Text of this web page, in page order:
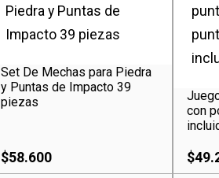
Set De Mechas para Piedra
y Puntas de Impacto 39
piezas
$58.600
con
$